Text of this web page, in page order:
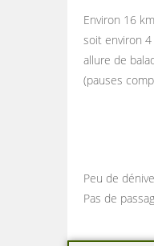
Environ 16
soit environ
allure de
(pauses
Peu de
Pas de